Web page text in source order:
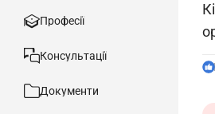
Професії
Консультації
Документи